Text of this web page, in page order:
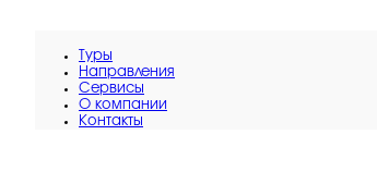
Туры
Направления
Сервисы
O компании
Контакты